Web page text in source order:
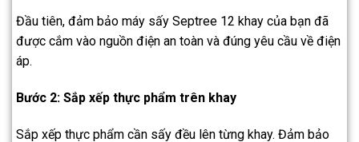
Đầu tiên, đảm bảo máy sấy Septree 12 khay của bạn đã
được cắm vào nguồn điện an toàn và đúng yêu cầu về điện
áp.
Bước 2: Sắp xếp thực phẩm trên khay
Sắp xếp thực phẩm cần sấy đều lên từng khay. Đảm bảo